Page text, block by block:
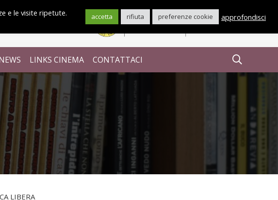
LINKS CINEMA CONTATTACI
LIBERA
e le visite ripetute.
accetta rifiuta preferenze cookie approfondisci